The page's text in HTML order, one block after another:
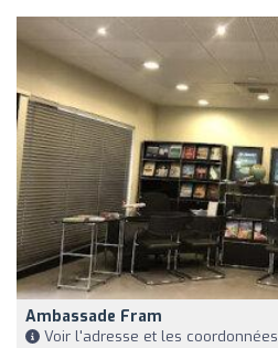
Ambassade Fram
Voir l'adresse et les coordonnées